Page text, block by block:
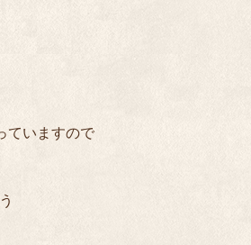
ていますので